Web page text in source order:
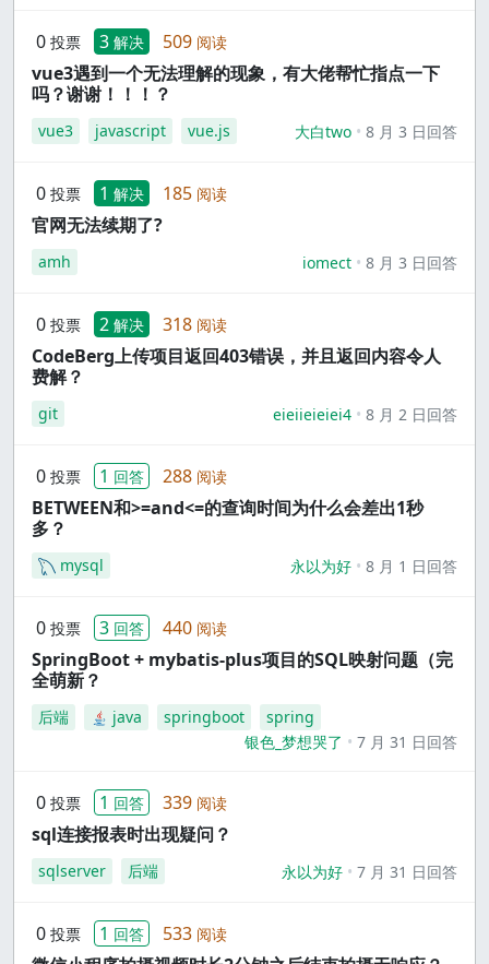
0 投票 3 解决 509 阅读
vue3遇到一个无法理解的现象，有大佬帮忙指点一下
吗？谢谢！！！？
vue3 javascript vue.js 大白two 8 月 3 日回答
0 投票 1 解决 185 阅读
官网无法续期了?
amh iomect 8 月 3 日回答
0 投票 2 解决 318 阅读
CodeBerg上传项目返回403错误，并且返回内容令人
费解？
git eieiieieiei4 8 月 2 日回答
0 投票 1 回答 288 阅读
BETWEEN和>=and<=的查询时间为什么会差出1秒
多？
mysql 永以为好 8 月 1 日回答
0 投票 3 回答 440 阅读
SpringBoot + mybatis-plus项目的SQL映射问题（完
全萌新？
后端 java springboot
spring
银色_梦想哭了
7 月 31 日回答
0 投票 1 回答 339 阅读
sql连接报表时出现疑问？
sqlserver 后端 永以为好 7 月 31 日回答
0 投票 1 回答 533 阅读